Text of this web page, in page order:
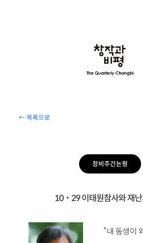
← 목록으로
창비주간논평
10‧29 이태원참사와 재
“내 동생이